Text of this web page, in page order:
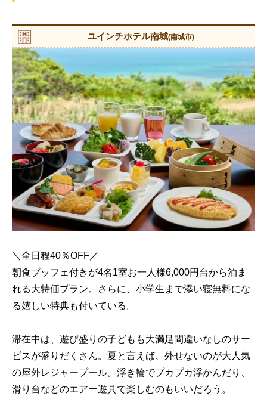
ユインチホテル南城(南城市)
＼全日程40％OFF／
朝食ブッフェ付きが4名1室お一人様6,000円台から泊ま
れる大特価プラン。さらに、小学生まで添い寝無料にな
る嬉しい特典も付いている。
滞在中は、遊び盛りの子どもも大満足間違いなしのサー
ビスが盛りだくさん。夏と言えば、外せないのが大人気
の屋外レジャープール。浮き輪でプカプカ浮かんだり、
滑り台などのエアー遊具で楽しむのもいいだろう。